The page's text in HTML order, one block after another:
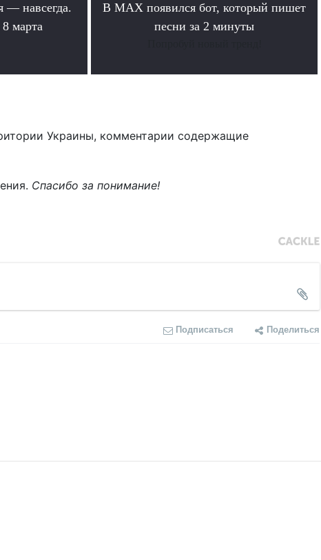
— навсегда.
марта
В MAX появился бот, который пишет
песни за 2 минуты
Украины, комментарии содержащие
Спасибо за понимание!
Подписаться Поделиться